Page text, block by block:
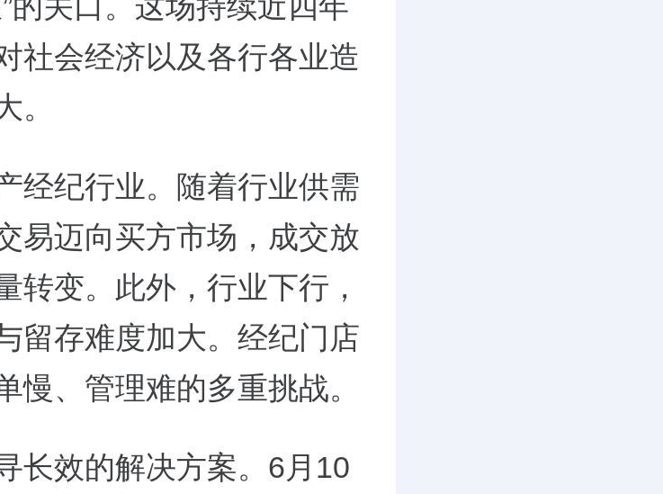
社会经济以及各行各业造
。
经纪行业。随着行业供需
易迈向买方市场，成交放
转变。此外，行业下行，
留存难度加大。经纪门店
慢、管理难的多重挑战。
长效的解决方案。6月10